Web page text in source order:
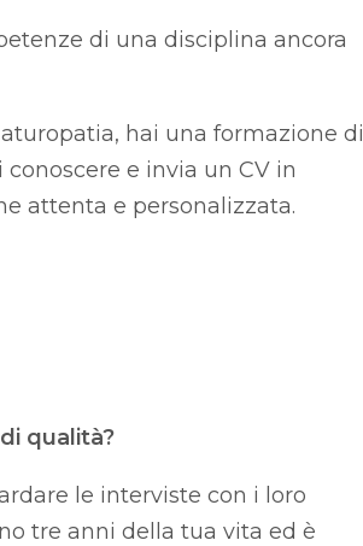
di una disciplina ancora
hai una formazione di
e invia un CV in
attenta e personalizzata.
qualità?
le interviste con i loro
tre anni della tua vita ed è